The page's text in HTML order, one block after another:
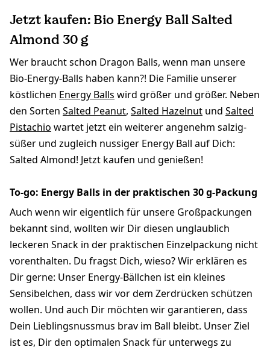
Jetzt kaufen: Bio Energy Ball Salted
Almond 30 g
Wer braucht schon Dragon Balls, wenn man unsere
Bio-Energy-Balls haben kann?! Die Familie unserer
köstlichen Energy Balls wird größer und größer. Neben
den Sorten Salted Peanut, Salted Hazelnut und Salted
Pistachio wartet jetzt ein weiterer angenehm salzig-
süßer und zugleich nussiger Energy Ball auf Dich:
Salted Almond! Jetzt kaufen und genießen!
To-go: Energy Balls in der praktischen 30 g-Packung
Auch wenn wir eigentlich für unsere Großpackungen
bekannt sind, wollten wir Dir diesen unglaublich
leckeren Snack in der praktischen Einzelpackung nicht
vorenthalten. Du fragst Dich, wieso? Wir erklären es
Dir gerne: Unser Energy-Bällchen ist ein kleines
Sensibelchen, dass wir vor dem Zerdrücken schützen
wollen. Und auch Dir möchten wir garantieren, dass
Dein Lieblingsnussmus brav im Ball bleibt. Unser Ziel
ist es, Dir den optimalen Snack für unterwegs zu